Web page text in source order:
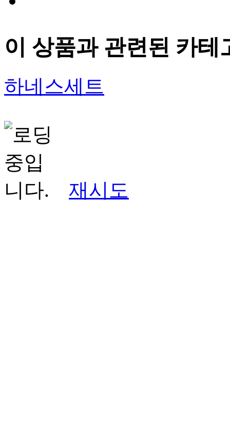
이 상품과 관련된 카테
하네스세트
재시도